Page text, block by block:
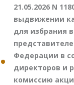
21.05.2026 N
выдвижении
для избрания
Федерации в
директоров и
комиссию